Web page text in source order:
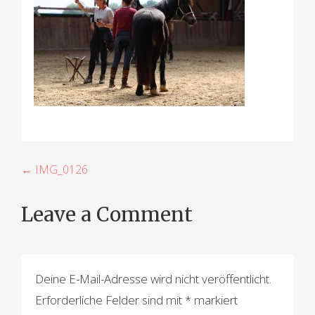
B
i
← IMG_0126
Leave a Comment
Deine E-Mail-Adresse wird nicht veröffentlicht.
Erforderliche Felder sind mit* markiert